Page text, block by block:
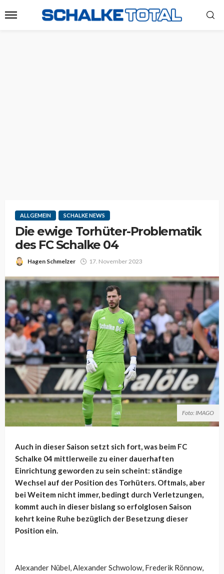
ALLGEMEIN SCHALKE NEWS
Die ewige Torhüter-Problematik
des FC Schalke 04
Hagen Schmelzer 17. November 2023
Foto: IMAGO
Auch in dieser Saison setzt sich fort, was beim FC
Schalke 04 mittlerweile zu einer dauerhaften
Einrichtung geworden zu sein scheint: ständige
Wechsel auf der Position des Torhüters. Oftmals, aber
bei Weitem nicht immer, bedingt durch Verletzungen,
kommt auch in dieser bislang so erfolglosen Saison
kehrt keine Ruhe bezüglich der Besetzung dieser
Position ein.
Alexander Nübel, Alexander Schwolow, Frederik Rönnow,